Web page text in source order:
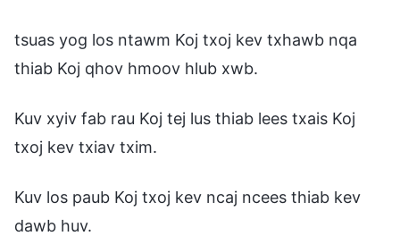
tsuas yog los ntawm Koj txoj kev txhawb nqa
thiab Koj qhov hmoov hlub xwb.
Kuv xyiv fab rau Koj tej lus thiab lees txais Koj
txoj kev txiav txim.
Kuv los paub Koj txoj kev ncaj ncees thiab kev
dawb huv.